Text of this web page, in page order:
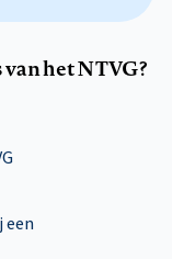
het NTVG?
een